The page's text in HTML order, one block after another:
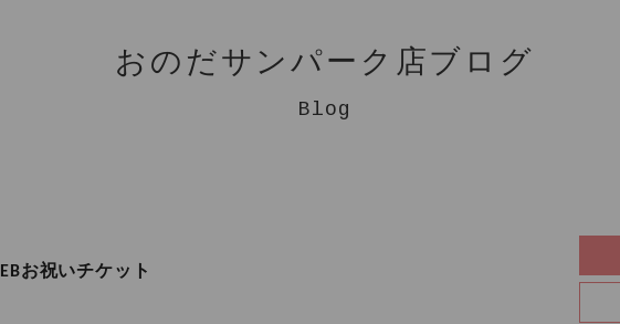
おのだサンパーク店ブログ
Blog
お祝いチケット